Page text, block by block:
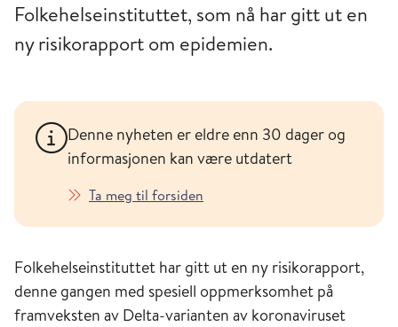
Folkehelseinstituttet, som nå har gitt ut en
ny risikorapport om epidemien.
Denne nyheten er eldre enn 30 dager og
informasjonen kan være utdatert
Ta meg til forsiden
Folkehelseinstituttet har gitt ut en ny risikorapport,
denne gangen med spesiell oppmerksomhet på
framveksten av Delta-varianten av koronaviruset